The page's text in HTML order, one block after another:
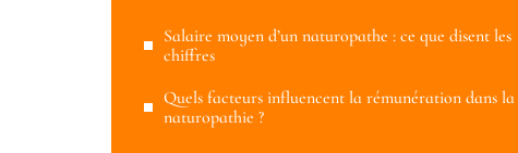
Salaire moyen d’un naturopathe : ce que disent les
chiffres
Quels facteurs influencent la rémunération dans la
naturopathie ?